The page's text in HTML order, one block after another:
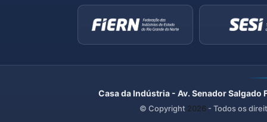
Casa da Indústria - Av. Senador
© Copyright 2026 - Todos os